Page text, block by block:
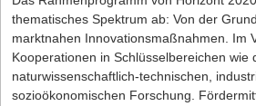
thematisches Spektrum ab: Von der
marktnahen Innovationsmaßnahmen. Im
Kooperationen in Schlüsselbereichen wie
naturwissenschaftlich-technischen,
sozioökonomischen Forschung.